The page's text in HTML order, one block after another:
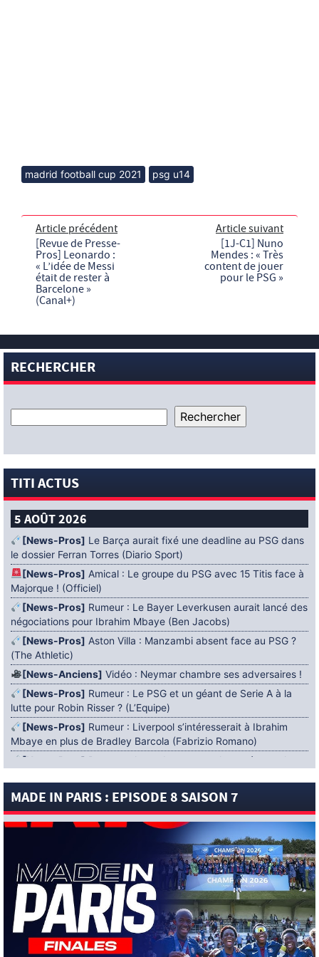
madrid football cup 2021 psg u14
Article précédent
[Revue de Presse-
Pros] Leonardo :
« L’idée de Messi
était de rester à
Barcelone »
(Canal+)
Article suivant
[1J-C1] Nuno
Mendes : « Très
content de jouer
pour le PSG »
RECHERCHER
TITI ACTUS
5 AOÛT 2026
[News-Pros] Le Barça aurait fixé une deadline au PSG dans
le dossier Ferran Torres (Diario Sport)
[News-Pros] Amical : Le groupe du PSG avec 15 Titis face à
Majorque ! (Officiel)
[News-Pros] Rumeur : Le Bayer Leverkusen aurait lancé des
négociations pour Ibrahim Mbaye (Ben Jacobs)
[News-Pros] Aston Villa : Manzambi absent face au PSG ?
(The Athletic)
[News-Anciens] Vidéo : Neymar chambre ses adversaires !
[News-Pros] Rumeur : Le PSG et un géant de Serie A à la
lutte pour Robin Risser ? (L’Equipe)
[News-Pros] Rumeur : Liverpool s’intéresserait à Ibrahim
Mbaye en plus de Bradley Barcola (Fabrizio Romano)
[News-Pros]
Rumeur : Accord contractuel trouvé entre le
[News-Pros]Rumeur : Le PSG aurait lancé un ultimatum
4 AOÛT 2026
Mercato : Khalil Ayari prêté à Dunkerque
(Officiel)
[News-Anciens]Leverkusen : un retour de Diaby envisagé
(Foot Mercato)
[News-Formation]Nsoki va filer au Dinamo Zagreb
(L’Equipe)
[News-Pros]Rumeur : Suzuki acheté par le PSG puis prêté ?
MADE IN PARIS : EPISODE 8 SAISON 7